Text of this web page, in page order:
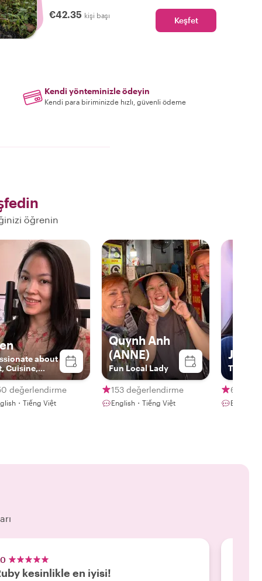
€42.35 kişi başı Keşfet
Kendi yönteminizle ödeyin
Kendi para biriminizde hızlı, güvenli ödeme
öğrenin
about
Cuisine,
&
değerlendirme
・Tiếng Việt
Quynh Anh
(ANNE)
Fun Local Lady
153 değerlendirme
English・Tiếng Việt
The
65
English
kesinlikle en iyisi!